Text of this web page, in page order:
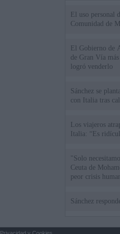
El uso personal
Comunidad de
El Gobierno de
de Gran Vía
logró venderlo
Sánchez se
con Italia tras
Los viajeros
Italia: “Es
"Solo
Ceuta de
peor crisis
Sánchez